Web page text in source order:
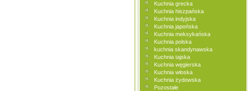
Kuchnia grecka
Kuchnia hiszpańska
Kuchnia indyjska
Kuchnia japońska
Kuchnia meksykańska
Kuchnia polska
kuchnia skandynawska
Kuchnia tajska
Kuchnia węgierska
Kuchnia włoska
Kuchnia żydowska
Pozostałe